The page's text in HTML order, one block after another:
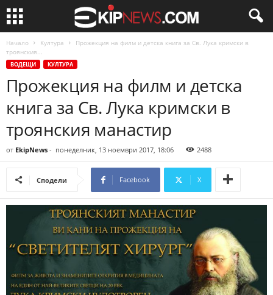
Начало Култура
Прожекция на филм и детска книга за Св. Лука кримски в
троянския...
ВОДЕЩИ КУЛТУРА
Прожекция на филм и детска
книга за Св. Лука кримски в
троянския манастир
от EkipNews - понеделник, 13 ноември 2017, 18:06 2488
Сподели Facebook X